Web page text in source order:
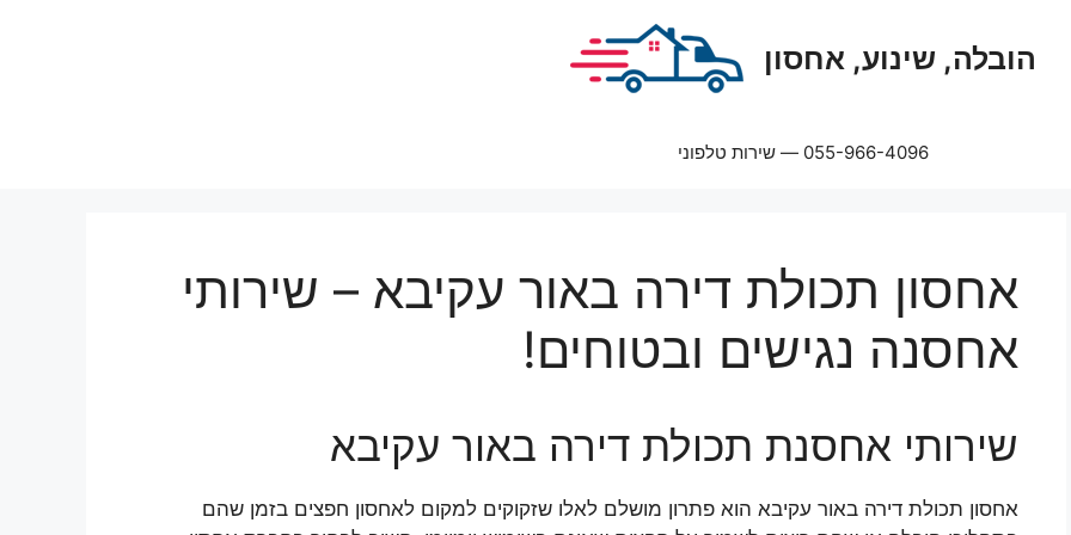
הובלה, שינוע, אחסון
055-966-4096 — שירות טלפוני
אחסון תכולת דירה באור עקיבא – שירותי
אחסנה נגישים ובטוחים!
שירותי אחסנת תכולת דירה באור עקיבא
אחסון תכולת דירה באור עקיבא הוא פתרון מושלם לאלו שזקוקים למקום לאחסון חפצים בזמן שהם